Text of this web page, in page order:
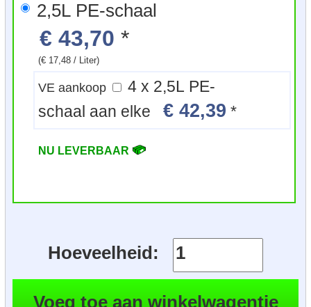
2,5L PE-schaal
€ 43,70 *
(€ 17,48 / Liter)
VE aankoop
4 x 2,5L PE-
schaal aan elke€ 42,39 *
NU LEVERBAAR
Hoeveelheid: